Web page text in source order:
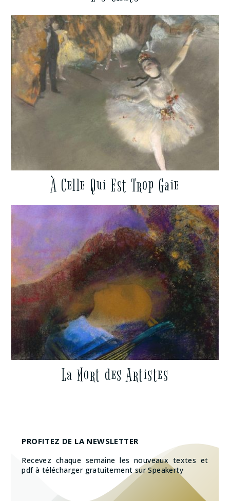
À Celle Qui Est Trop Gaie
La Mort des Artistes
PROFITEZ DE LA NEWSLETTER
Recevez chaque semaine les nouveaux textes et
pdf à télécharger gratuitement sur Speakerty